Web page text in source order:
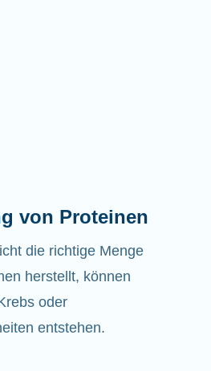
von Proteinen
die richtige Menge
herstellt, können
oder
entstehen.